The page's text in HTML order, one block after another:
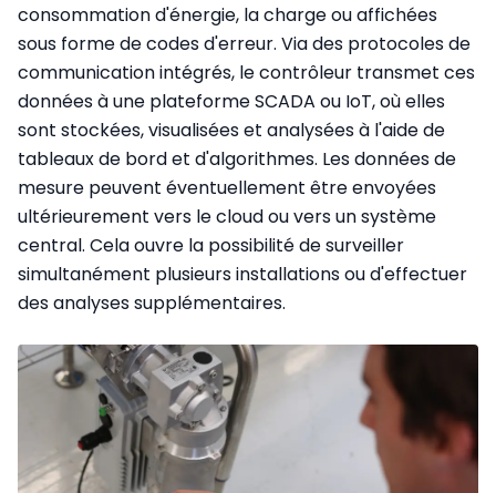
consommation d'énergie, la charge ou affichées
sous forme de codes d'erreur. Via des protocoles de
communication intégrés, le contrôleur transmet ces
données à une plateforme SCADA ou IoT, où elles
sont stockées, visualisées et analysées à l'aide de
tableaux de bord et d'algorithmes. Les données de
mesure peuvent éventuellement être envoyées
ultérieurement vers le cloud ou vers un système
central. Cela ouvre la possibilité de surveiller
simultanément plusieurs installations ou d'effectuer
des analyses supplémentaires.